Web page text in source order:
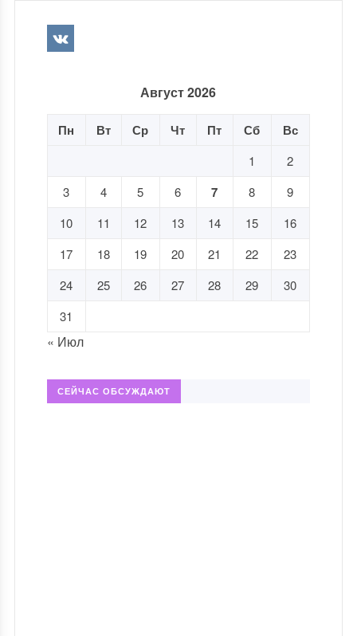
Август 2026
Пн Вт Ср Чт Пт Сб Вс
1
2
3
4 5 6 7 8
9
10
11 12 13 14 15
16
17
18 19 20 21 22
23
24
25 26 27 28 29
30
31
« Июл
СЕЙЧАС ОБСУЖДАЮТ